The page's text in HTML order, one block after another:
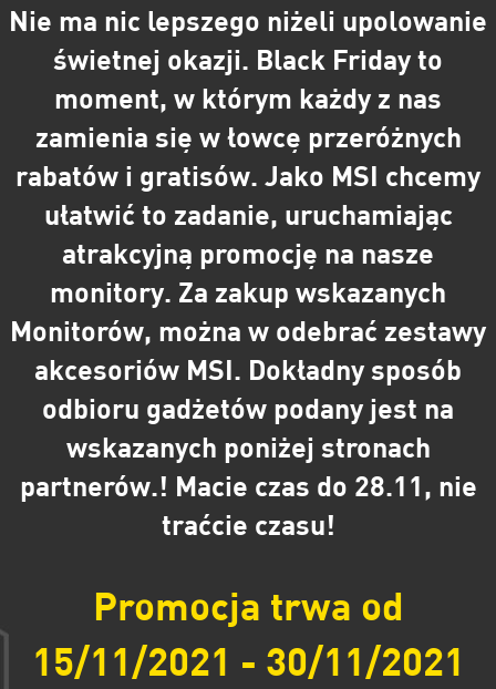
Nie ma nic lepszego niżeli upolowanie
świetnej okazji. Black Friday to
moment, w którym każdy z nas
zamienia się w łowcę przeróżnych
rabatów i gratisów. Jako MSI chcemy
ułatwić to zadanie, uruchamiając
atrakcyjną promocję na nasze
monitory. Za zakup wskazanych
Monitorów, można w odebrać zestawy
akcesoriów MSI. Dokładny sposób
odbioru gadżetów podany jest na
wskazanych poniżej stronach
partnerów.! Macie czas do 28.11, nie
traćcie czasu!
Promocja trwa od
15/11/2021 - 30/11/2021